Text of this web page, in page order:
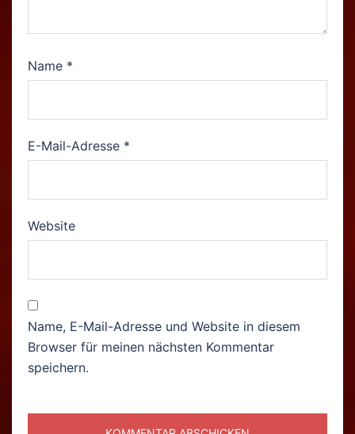
Name *
E-Mail-Adresse *
Website
Name, E-Mail-Adresse und Website in diesem
Browser für meinen nächsten Kommentar
speichern.